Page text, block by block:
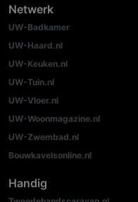
Netwerk
UW-Badkamer
UW-Haard.nl
UW-Keuken.nl
UW-Tuin.nl
UW-Vloer.nl
UW-Woonmagazine.nl
UW-Zwembad.nl
Bouwkavelsonline.nl
Handig